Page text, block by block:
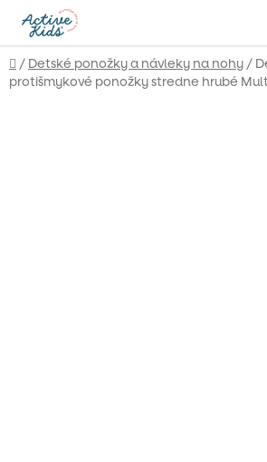
obsah
Domov
/ Detské ponožky a návleky na nohy/
protišmykové ponožky stredne hrubé